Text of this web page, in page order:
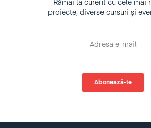
Rămâi la curent cu cele mai
proiecte, diverse cursuri și